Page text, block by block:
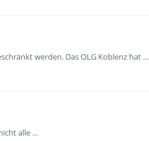
werden. Das OLG Koblenz hat …
alle …